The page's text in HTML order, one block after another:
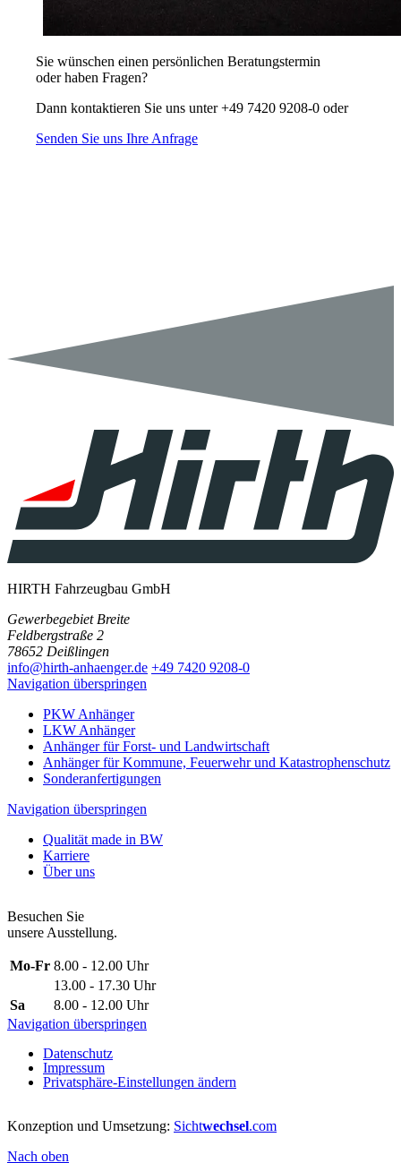
Sie wünschen einen persönlichen Beratungstermin
oder haben Fragen?
Dann kontaktieren Sie uns unter +49 7420 9208-0 oder
Senden Sie uns Ihre Anfrage
HIRTH Fahrzeugbau GmbH
Gewerbegebiet Breite
Feldbergstraße 2
78652 Deißlingen
info@hirth-anhaenger.de +49 7420 9208-0
Navigation überspringen
PKW Anhänger
LKW Anhänger
Anhänger für Forst- und Landwirtschaft
Anhänger für Kommune, Feuerwehr und Katastrophenschutz
Sonderanfertigungen
Navigation überspringen
Qualität made in BW
Karriere
Über uns
Besuchen Sie
unsere Ausstellung.
Mo-Fr 8.00 - 12.00 Uhr
13.00 - 17.30 Uhr
Sa
8.00 - 12.00 Uhr
Navigation überspringen
Datenschutz
Impressum
Privatsphäre-Einstellungen ändern
Konzeption und Umsetzung: Sichtwechsel.com
Nach oben